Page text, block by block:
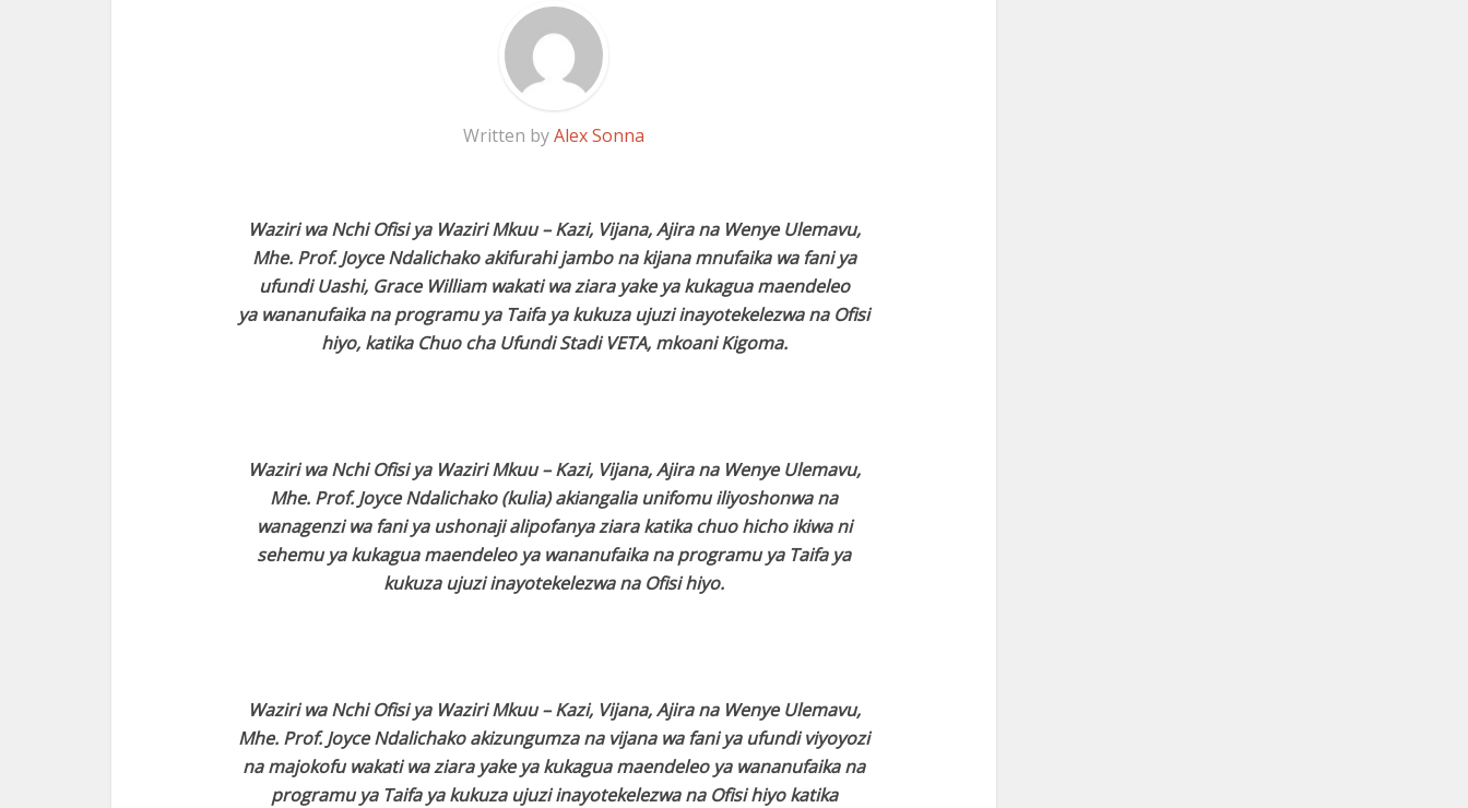
Written byAlex Sonna
Waziri wa Nchi Ofisi ya Waziri Mkuu – Kazi, Vijana, Ajira na Wenye Ulemavu,
Mhe. Prof. Joyce Ndalichako akifurahi jambo na kijana mnufaika wa fani ya
ufundi Uashi, Grace William wakati wa ziara yake ya kukagua maendeleo
ya wananufaika na programu ya Taifa ya kukuza ujuzi inayotekelezwa na Ofisi
hiyo, katika Chuo cha Ufundi Stadi VETA, mkoani Kigoma.
Waziri wa Nchi Ofisi ya Waziri Mkuu – Kazi, Vijana, Ajira na Wenye Ulemavu,
Mhe. Prof. Joyce Ndalichako (kulia) akiangalia unifomu iliyoshonwa na
wanagenzi wa fani ya ushonaji alipofanya ziara katika chuo hicho ikiwa ni
sehemu ya kukagua maendeleo ya wananufaika na programu ya Taifa ya
kukuza ujuzi inayotekelezwa na Ofisi hiyo.
Waziri wa Nchi Ofisi ya Waziri Mkuu – Kazi, Vijana, Ajira na Wenye Ulemavu,
Mhe. Prof. Joyce Ndalichako akizungumza na vijana wa fani ya ufundi viyoyozi
na majokofu wakati wa ziara yake ya kukagua maendeleo ya wananufaika na
programu ya Taifa ya kukuza ujuzi inayotekelezwa na Ofisi hiyo katika